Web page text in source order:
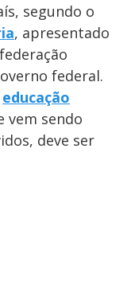
segundo o
, apresentado
federal.
educação
vem sendo
deve ser